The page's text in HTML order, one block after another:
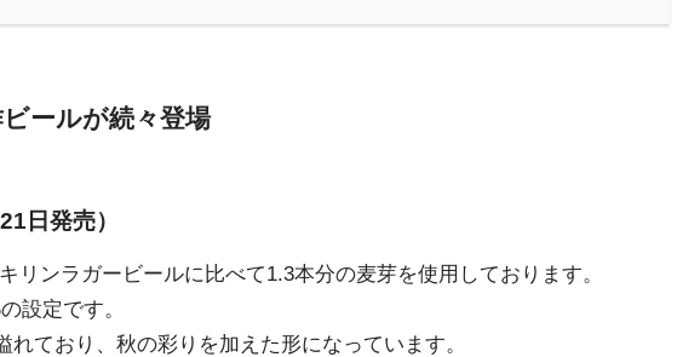
ールが続々登場
日発売）
リンラガービールに比べて1.3本分の麦芽を使用しております。
設定です。
れており、秋の彩りを加えた形になっています。